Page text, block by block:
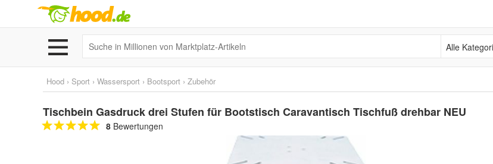
Alle Kategorien
Hood › Sport › Wassersport › Bootsport › Zubehör
Tischbein Gasdruck drei Stufen für Bootstisch Caravantisch Tischfuß drehbar NEU
8 Bewertungen